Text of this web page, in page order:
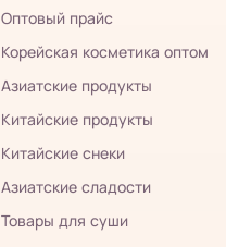
Оптовый прайс
Корейская косметика оптом
Азиатские продукты
Китайские продукты
Китайские снеки
Азиатские сладости
Товары для суши